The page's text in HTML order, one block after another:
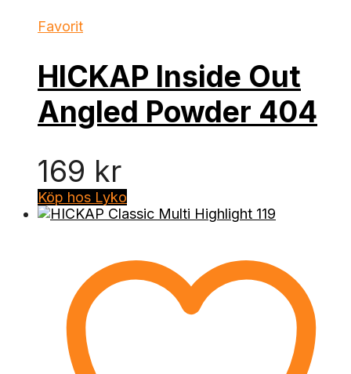
Favorit
HICKAP Inside Out
Angled Powder 404
169 kr
Köp hos Lyko